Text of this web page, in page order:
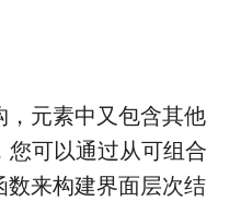
元素中又包含其他
可以通过从可组合
来构建界面层次结